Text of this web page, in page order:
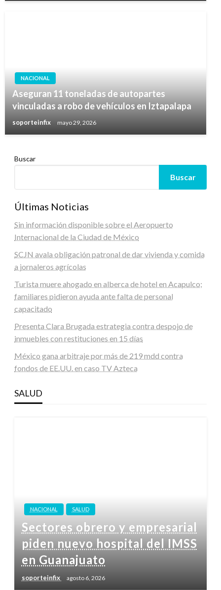
NACIONAL
Aseguran 11 toneladas de autopartes
vinculadas a robo de vehículos en Iztapalapa
soporteinfix mayo 29, 2026
Buscar
Buscar
Últimas Noticias
Sin información disponible sobre el Aeropuerto
Internacional de la Ciudad de México
SCJN avala obligación patronal de dar vivienda y comida
a jornaleros agrícolas
Turista muere ahogado en alberca de hotel en Acapulco;
familiares pidieron ayuda ante falta de personal
capacitado
Presenta Clara Brugada estrategia contra despojo de
inmuebles con restituciones en 15 días
México gana arbitraje por más de 219 mdd contra
fondos de EE.UU. en caso TV Azteca
SALUD
NACIONAL SALUD
Sectores obrero y empresarial
piden nuevo hospital del IMSS
en Guanajuato
soporteinfix agosto 6, 2026